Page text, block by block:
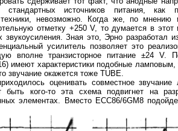
источников питания, как
техники, невозможно. Когда же, по мнению
отметку +250 V, то думается в этот
Зная это, Эрно разработал
усилитель позволяет это
вполне транзисторное питание ±24 V.
имеют характеристики подобные ламповым,
звучание окажется тоже TUBE.
оценивать совместное
кого-то эта схема подвигнет на
элементах. Вместо ЕСС86/6GM8